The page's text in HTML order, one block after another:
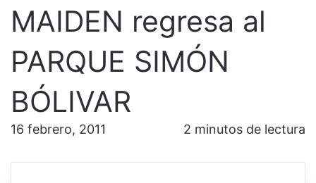
MAIDEN regresa al
PARQUE SIMÓN
BÓLIVAR
16 febrero, 2011 2 minutos de lectura